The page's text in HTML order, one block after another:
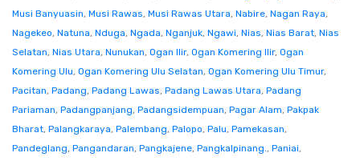
Musi Banyuasin, Musi Rawas, Musi Rawas Utara, Nabire, Nagan Raya,
Nagekeo, Natuna, Nduga, Ngada, Nganjuk, Ngawi, Nias, Nias Barat, Nias
Selatan, Nias Utara, Nunukan, Ogan Ilir, Ogan Komering Ilir, Ogan
Komering Ulu, Ogan Komering Ulu Selatan, Ogan Komering Ulu Timur,
Pacitan, Padang, Padang Lawas, Padang Lawas Utara, Padang
Pariaman, Padangpanjang, Padangsidempuan, Pagar Alam, Pakpak
Bharat, Palangkaraya, Palembang, Palopo, Palu, Pamekasan,
Pandeglang, Pangandaran, Pangkajene, Pangkalpinang., Paniai,